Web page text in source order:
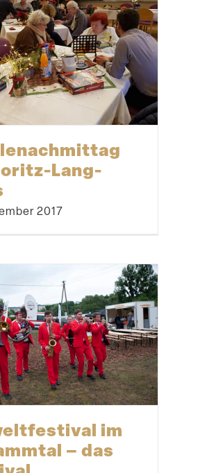
& erhalten –
Sonnenberg
2018
das
schön
2018